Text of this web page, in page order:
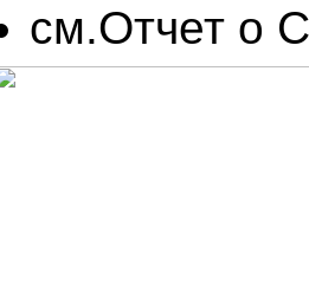
см.Отчет о